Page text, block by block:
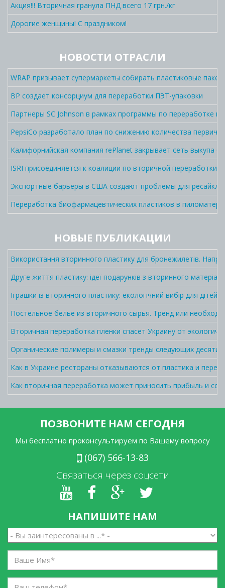
Акция!!! Вторичная гранула ПНД всего 17 грн./кг
Дорогие женщины! С праздником!
НОВОСТИ ОТРАСЛИ
WRAP призывает супермаркеты собирать пластиковые
BP создает консорциум для переработки ПЭТ-упаковки
Партнеры SC Johnson в рамках программы по переработке
PepsiCo разработало план по снижению количества
Калифорнийская компания rePlanet закрывает сеть выкупа
ISRI присоединяется к коалиции по вторичной переработки
Экспортные барьеры в США создают проблемы для
Переработка биофармацевтических пластиков в
НОВЫЕ ПУБЛИКАЦИИ
Використання вторинного пластику для бронежилетів.
Друге життя пластику: ідеї подарунків з вторинного матеріалу
Іграшки із вторинного пластику: екологічний вибір для дітей
Постельное белье из вторичного сырья. Тренд или
Вторичная переработка пленки спасет Украину от
Органические полимеры и смазки тренды следующих
Как в Украине рестораны отказываются от пластика и
Как вторичная переработка может приносить прибыль и
ПОЗВОНИТЕ НАМ СЕГОДНЯ
Мы бесплатно проконсультируем по Вашему вопросу
(067) 566-13-83
Связаться через соцсети
НАПИШИТЕ НАМ
заинтересованы
в
*
*